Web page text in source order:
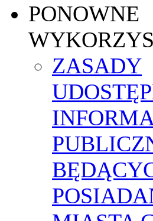
PONOWNE
ZASADY